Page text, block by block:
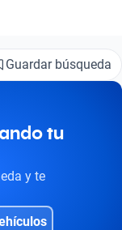
Guardar búsqueda
tu
y te